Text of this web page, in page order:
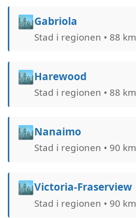
🏙️Gabriola
Stad i regionen • 88 km
🏙️Harewood
Stad i regionen • 88 km
🏙️Nanaimo
Stad i regionen • 90 km
🏙️Victoria-Fraserview
Stad i regionen • 90 km